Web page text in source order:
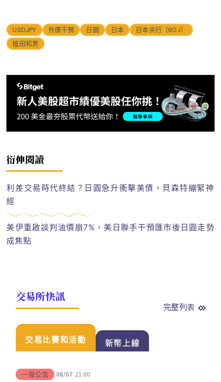
USDJPY 外匯干預 日圓 日本
日本央行（BOJ）
植田和男
衍伸閱讀
利差交易時代終結？日圓急升衝擊美債，貝森特繃緊神
經
美伊重啟談判油價崩7%，美日聯手干預匯市後日圓走勢
成焦點
交易所快訊
完整列表
交易比賽和活動 新幣上線
一般公告 08/07 21:00